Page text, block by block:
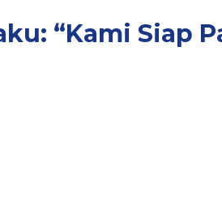
“Kami Siap